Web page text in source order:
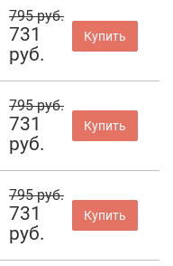
795 руб.
731
руб.
Купить
795 руб.
731
руб.
Купить
795 руб.
731
руб.
Купить